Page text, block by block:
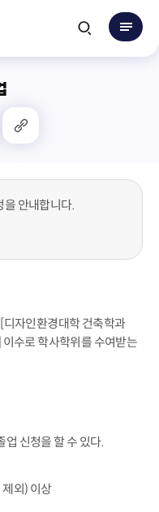
을 안내합니다.
자인환경대학 건축학과
수로 학사학위를 수여받는
업 신청을 할 수 있다.
외) 이상